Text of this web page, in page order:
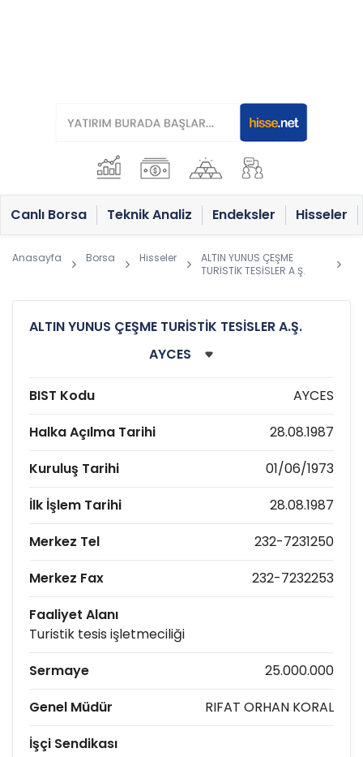
Canlı Borsa Teknik Analiz Endeksler Hisseler
Anasayfa Borsa Hisseler
ALTIN YUNUS ÇEŞME
TURİSTİK TESİSLER A.Ş.
ALTIN YUNUS ÇEŞME TURİSTİK TESİSLER A.Ş.
BIST Kodu
AYCES
Halka Açılma Tarihi
28.08.1987
Kuruluş Tarihi
01/06/1973
İlk İşlem Tarihi
28.08.1987
Merkez Tel
232-7231250
Merkez Fax
232-7232253
Faaliyet Alanı
Turistik tesis işletmeciliği
Sermaye
25.000.000
Genel Müdür
RIFAT ORHAN KORAL
İşçi Sendikası